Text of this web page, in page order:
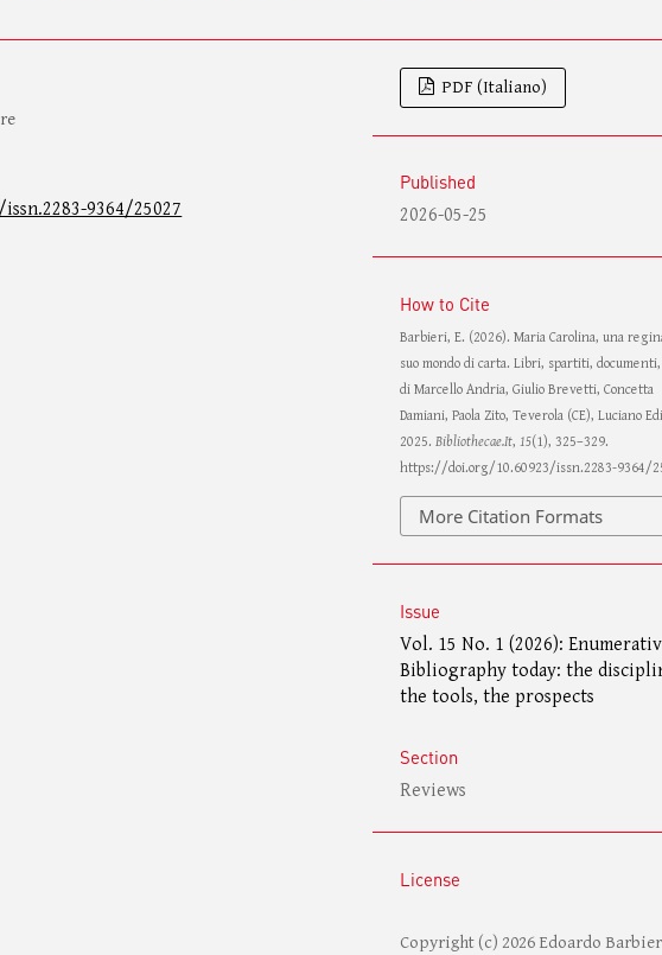
9364/25027
PDF (Italiano)
Published
2026-05-25
How to Cite
Barbieri, E. (2026). Maria Carolina, una
suo mondo di carta. Libri, spartiti, documenti,
di Marcello Andria, Giulio Brevetti, Concetta
Damiani, Paola Zito, Teverola (CE), Luciano
2025. Bibliothecae.It, 15(1), 325–329.
https://doi.org/10.60923/issn.2283-9364/
More Citation Formats
Issue
Vol. 15 No. 1 (2026):
Bibliography today: the
the tools, the prospects
Section
Reviews
License
Copyright (c) 2026 Edoardo